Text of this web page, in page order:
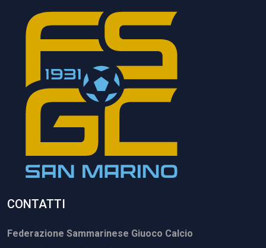
CONTATTI
Federazione Sammarinese Giuoco Calcio